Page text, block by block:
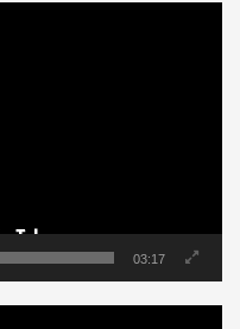
03:17